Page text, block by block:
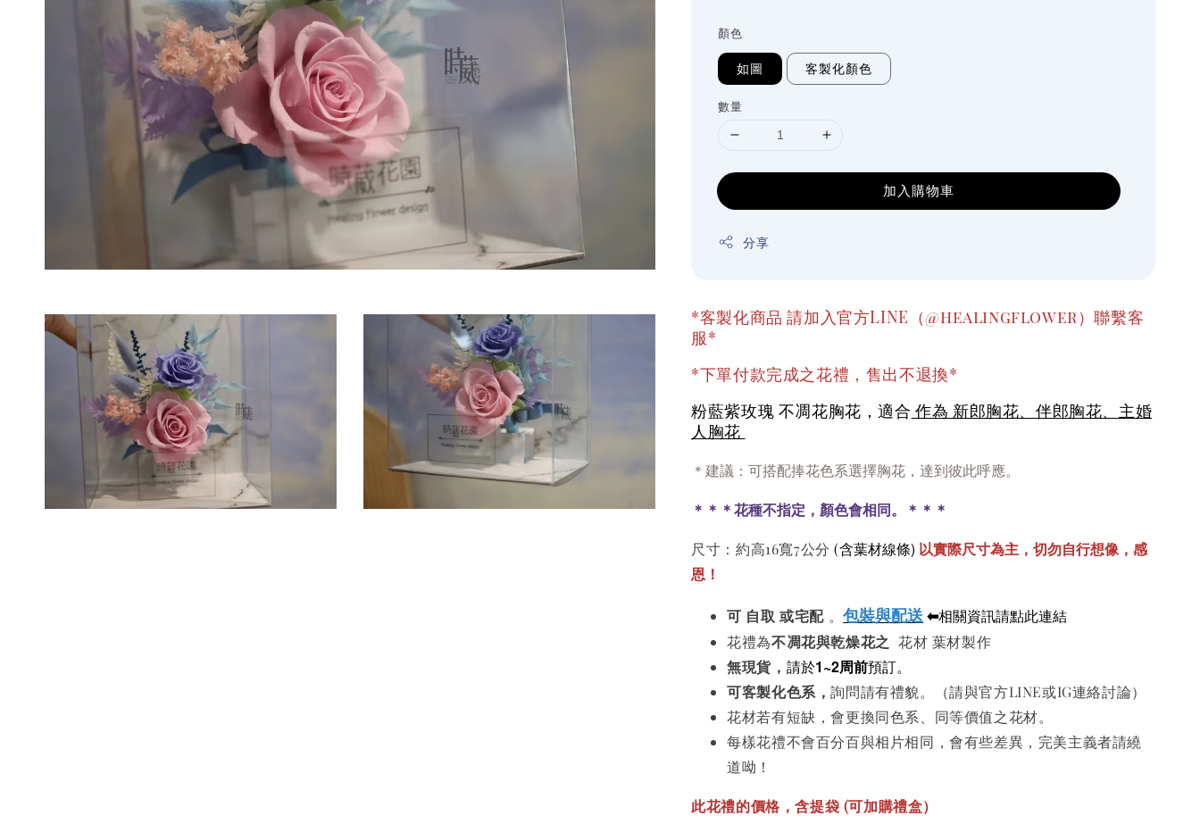
顏色
如圖 客製化顏色
數量
加入購物車
分享
*客製化商品 請加入官方LINE（@healingflower）聯繫客
服*
*下單付款完成之花禮，售出不退換*
粉藍紫玫瑰 不凋花胸花，適合 作為 新郎胸花、伴郎胸花、主婚
人胸花
＊建議：可搭配捧花色系選擇胸花，達到彼此呼應。
＊＊＊花種不指定，顏色會相同。＊＊＊
尺寸：約高16寬7公分 (含葉材線條) 以實際尺寸為主，切勿自行想像，感
恩！
可 自取 或宅配 。包裝與配送⬅相關資訊請點此連結
花禮為不凋花與乾燥花之 花材 葉材製作
無現貨， 請於1~2周前預訂。
可客製化色系 ，詢問請有禮貌。（請與官方LINE或IG連絡討論）
花材若有短缺，會更換同色系、同等價值之花材。
每樣花禮不會百分百與相片相同，會有些差異，完美主義者請繞
道呦！
此花禮的價格 ，含提袋 (可加購禮盒）